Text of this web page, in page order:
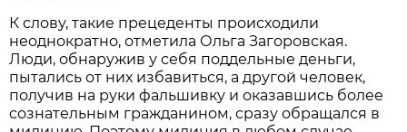
К слову, такие прецеденты происходили
неоднократно, отметила Ольга Загоровская.
Люди, обнаружив у себя поддельные деньги,
пытались от них избавиться, а другой человек,
получив на руки фальшивку и оказавшись более
сознательным гражданином, сразу обращался в